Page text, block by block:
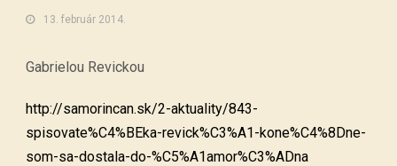
13. február 2014.
Gabrielou Revickou
http://samorincan.sk/2-aktuality/843-
spisovate%C4%BEka-revick%C3%A1-kone%C4%8Dne-
som-sa-dostala-do-%C5%A1amor%C3%ADna